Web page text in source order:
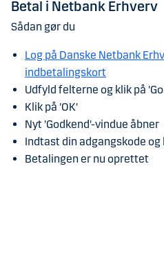
Betal i Netbank Erhverv
Sådan gør du
Log på Danske Netbank
indbetalingskort
Udfyld felterne og klik på
Klik på 'OK'
Nyt 'Godkend'-vindue åbner
Indtast din adgangskode og
Betalingen er nu oprettet